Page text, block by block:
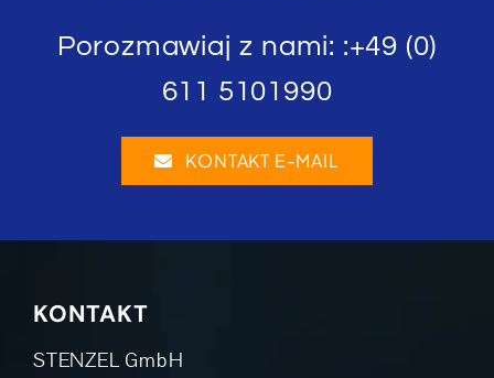
Porozmawiaj z nami: :+49 (0)
611 5101990
KONTAKT E-MAIL
KONTAKT
STENZEL GmbH